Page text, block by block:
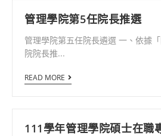
管理學院第5任院長推選
管理學院第五任院長遴選 一、依據
院院長推...
READ MORE
111學年管理學院碩士在職